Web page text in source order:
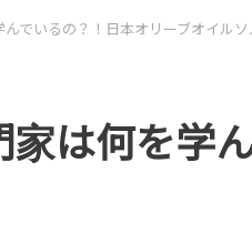
でいるの？！ 日本オリーブオイル
は何を学